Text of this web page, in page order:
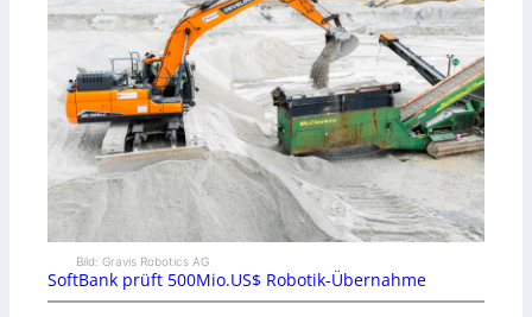
Bild: Gravis Robotics AG
SoftBank prüft 500Mio.US$ Robotik-Übernahme